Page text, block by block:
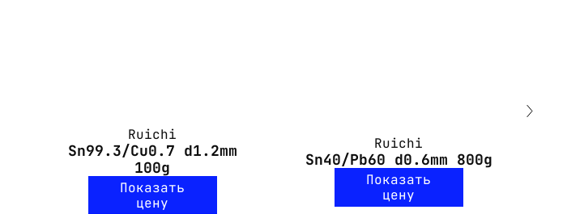
Ruichi
Sn99.3/Cu0.7 d1.2mm
100g
Показать
цену
Ruichi
Sn40/Pb60 d0.6mm 800g
Показать
цену